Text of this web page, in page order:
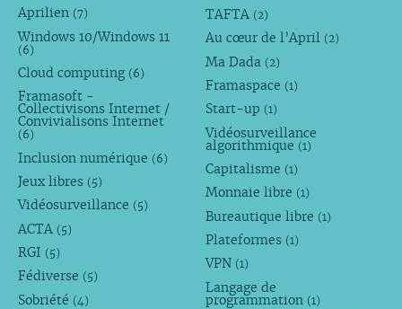
Aprilien (7)
Windows 10/Windows 11
(6)
Cloud computing (6)
Framasoft -
Collectivisons Internet /
Convivialisons Internet
(6)
Inclusion numérique (6)
Jeux libres (5)
Vidéosurveillance (5)
ACTA (5)
RGI (5)
Fédiverse (5)
Sobriété (4)
TAFTA (2)
Au cœur de l’April (2)
Ma Dada (2)
Framaspace (1)
Start-up (1)
Vidéosurveillance
algorithmique (1)
Capitalisme (1)
Monnaie libre (1)
Bureautique libre (1)
Plateformes (1)
VPN (1)
Langage de
programmation (1)